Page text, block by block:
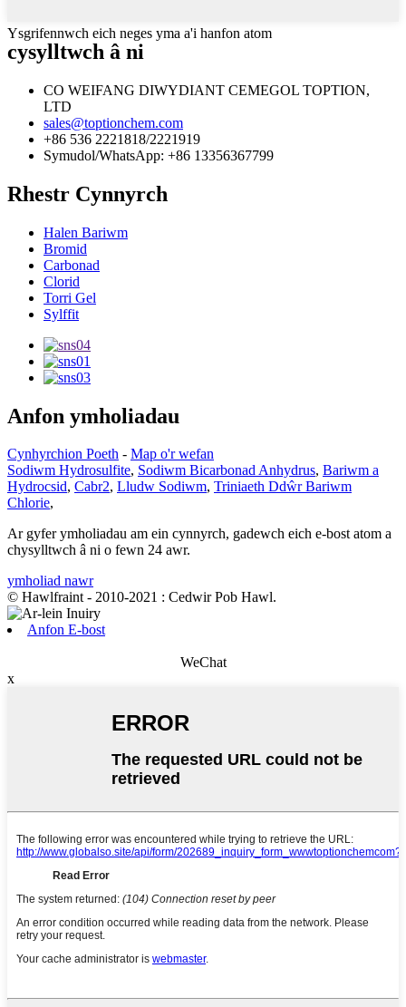
Ysgrifennwch eich neges yma a'i hanfon atom
cysylltwch â ni
CO WEIFANG DIWYDIANT CEMEGOL TOPTION,
LTD
sales@toptionchem.com
+86 536 2221818/2221919
Symudol/WhatsApp: +86 13356367799
Rhestr Cynnyrch
Halen Bariwm
Bromid
Carbonad
Clorid
Torri Gel
Sylffit
Anfon ymholiadau
Cynhyrchion Poeth - Map o'r wefan
Sodiwm Hydrosulfite, Sodiwm Bicarbonad Anhydrus, Bariwm a
Hydrocsid, Cabr2, Lludw Sodiwm, Triniaeth Ddŵr Bariwm
Chlorie,
Ar gyfer ymholiadau am ein cynnyrch, gadewch eich e-bost atom a
chysylltwch â ni o fewn 24 awr.
ymholiad nawr
© Hawlfraint - 2010-2021 : Cedwir Pob Hawl.
Anfon E-bost
WeChat
x